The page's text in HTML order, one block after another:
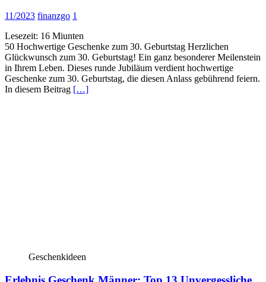
11/2023 finanzgo 1
Lesezeit: 16 Miunten
50 Hochwertige Geschenke zum 30. Geburtstag Herzlichen
Glückwunsch zum 30. Geburtstag! Ein ganz besonderer Meilenstein
in Ihrem Leben. Dieses runde Jubiläum verdient hochwertige
Geschenke zum 30. Geburtstag, die diesen Anlass gebührend feiern.
In diesem Beitrag […]
Geschenkideen